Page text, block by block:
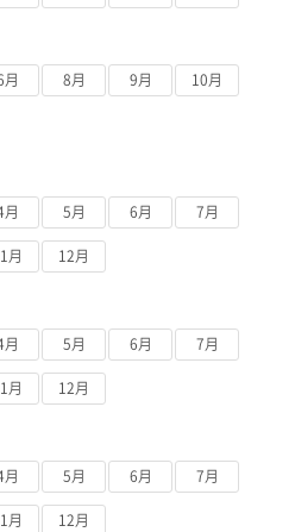
月 8月 9月 10月
月 5月 6月 7月
月 12月
月 5月 6月 7月
月 12月
月 5月 6月 7月
月 12月